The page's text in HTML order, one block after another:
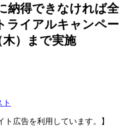
納得できなければ全
ライアルキャンペー
木）まで実施
ト
ト広告を利用しています。】